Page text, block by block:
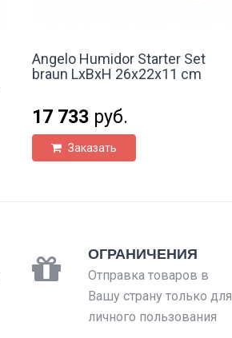
Angelo Humidor Starter Set
braun LxBxH 26x22x11 cm
17 733 руб.
Заказать
ОГРАНИЧЕНИЯ
Отправка товаров в
Вашу страну только для
личного пользования